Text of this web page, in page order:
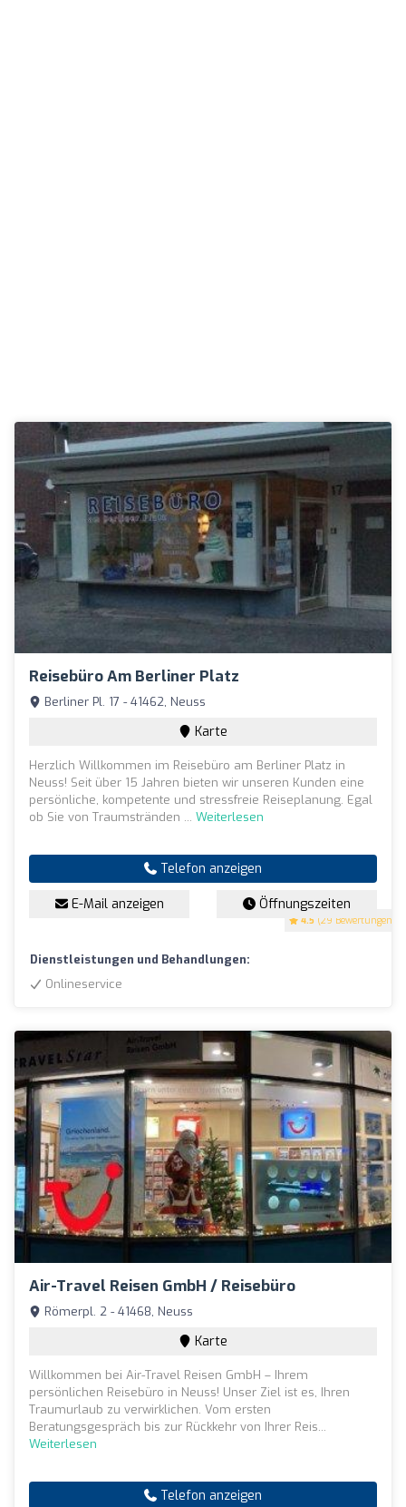
Reisebüro Am Berliner Platz
4.5 (29 Bewertungen)
Berliner Pl. 17 - 41462, Neuss
Karte
Herzlich Willkommen im Reisebüro am Berliner Platz in
Neuss! Seit über 15 Jahren bieten wir unseren Kunden eine
persönliche, kompetente und stressfreie Reiseplanung. Egal
ob Sie von Traumstränden ... Weiterlesen
Telefon anzeigen
E-Mail anzeigen Öffnungszeiten
Dienstleistungen und Behandlungen:
Onlineservice
Air-Travel Reisen GmbH / Reisebüro
Römerpl. 2 - 41468, Neuss
Karte
Willkommen bei Air-Travel Reisen GmbH – Ihrem
persönlichen Reisebüro in Neuss! Unser Ziel ist es, Ihren
Traumurlaub zu verwirklichen. Vom ersten
Beratungsgespräch bis zur Rückkehr von Ihrer Reis...
Weiterlesen
Telefon anzeigen